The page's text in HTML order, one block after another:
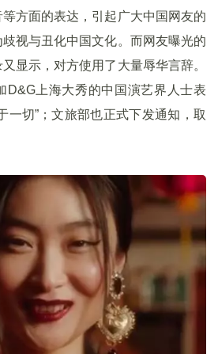
方面的表达，引起广大中国网友的
视与丑化中国文化。而网友曝光的
显示，对方使用了大量辱华言辞。
D&G上海大秀的中国演艺界人士表
一切”；文旅部也正式下发通知，取